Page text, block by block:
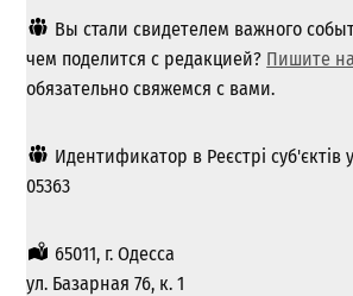
Вы стали свидетелем важного
чем поделится с редакцией? Пишите
обязательно свяжемся с вами.
Идентификатор в Реєстрі суб'єктів
05363
65011, г. Одесса
ул. Базарная 76, к. 1